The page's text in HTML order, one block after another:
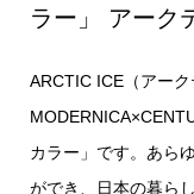
ラー」 アーク
ARCTIC ICE（アーク
カラー」です。あら
ができ、日本の暮ら